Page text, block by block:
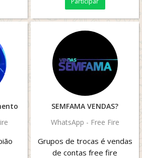
WA.me/+559681459097...
SEMFAMA VENDAS?
WhatsApp - Free Fire
Grupos de trocas é vendas
de contas free fire